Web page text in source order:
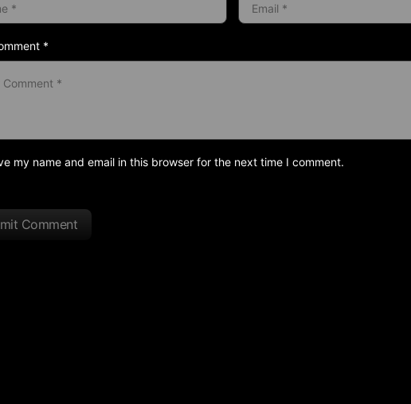
*
my name and email in this browser for the next time I comment.
Comment